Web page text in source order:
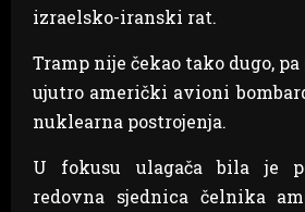
izraelsko-iranski rat.
Tramp nije čekao tako dugo,
ujutro američki avioni
nuklearna postrojenja.
U fokusu ulagača bila je
redovna sjednica čelnika